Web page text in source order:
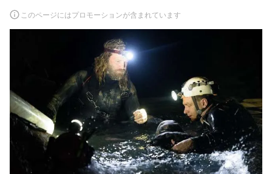
このページにはプロモーションが含まれています